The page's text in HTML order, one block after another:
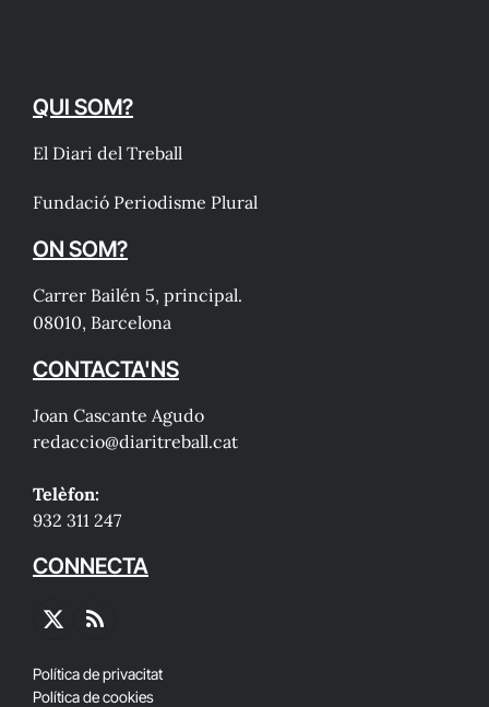
QUI SOM?
El Diari del Treball
Fundació Periodisme Plural
ON SOM?
Carrer Bailén 5, principal.
08010, Barcelona
CONTACTA'NS
Joan Cascante Agudo
redaccio@diaritreball.cat
Telèfon:
932 311 247
CONNECTA
X
RSS
Política de privacitat
Política de cookies